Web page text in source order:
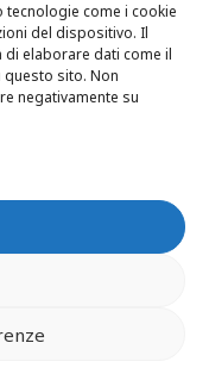
come i cookie
del dispositivo. Il
elaborare dati come il
sito. Non
negativamente su
Policy